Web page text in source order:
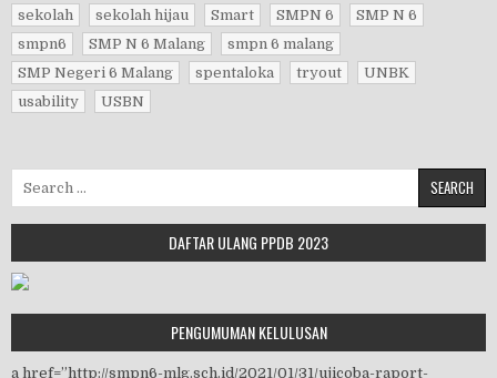
sekolah
sekolah hijau Smart SMPN 6
SMP N 6
smpn6
SMP N 6 Malang
smpn 6 malang
SMP Negeri 6 Malang
spentaloka tryout
UNBK
usability
USBN
DAFTAR ULANG PPDB 2023
PENGUMUMAN KELULUSAN
a href=”http://smpn6-mlg.sch.id/2021/01/31/ujicoba-raport-